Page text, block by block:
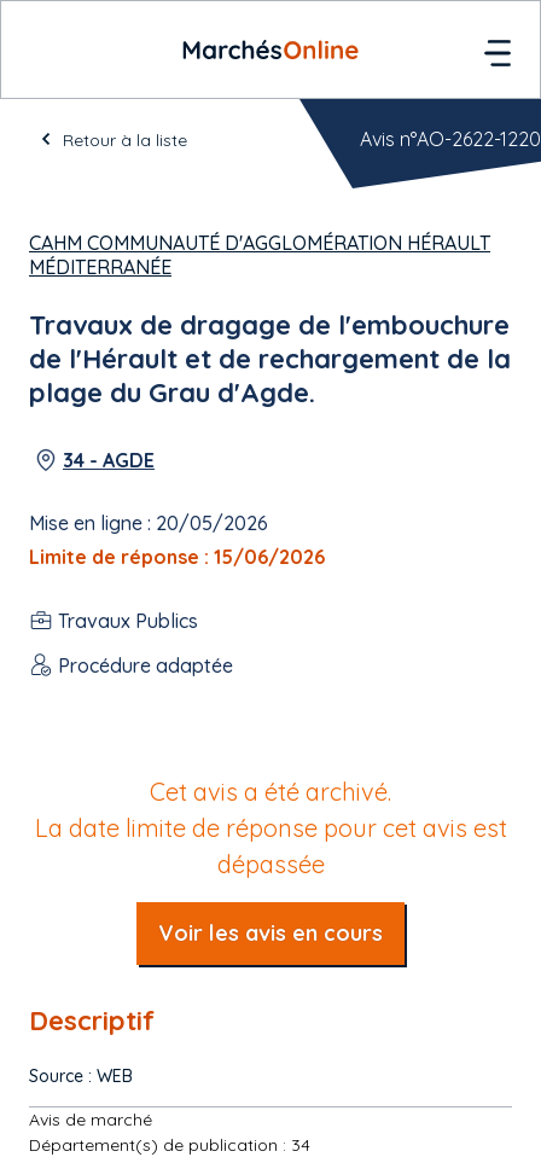
Retour à la liste
CAHM COMMUNAUTÉ D'AGGLOMÉRATION HÉRAULT
MÉDITERRANÉE
Travaux de dragage de l'embouchure
de l'Hérault et de rechargement de la
plage du Grau d'Agde.
34 - AGDE
Mise en ligne : 20/05/2026
Limite de réponse : 15/06/2026
Travaux Publics
Procédure adaptée
Avis n°AO-2622-1220
Cet avis a été archivé.
La date limite de réponse pour cet avis est
dépassée
Voir les avis en cours
Descriptif
Source : WEB
Avis de marché
Département(s) de publication : 34